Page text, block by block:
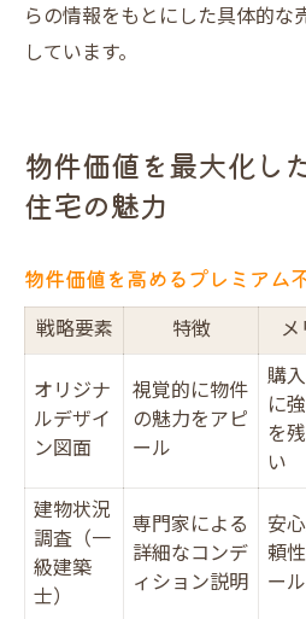
らの情報をもとにした具体的な
しています。
物件価値を最大化し
住宅の魅力
物件価値を高めるプレミアム
戦略要素 特徴
オリジナ
ルデザイ
ン図面
視覚的に物件
の魅力をアピ
ール
購
に
を
い
建物状況
調査（一
級建築
士）
専門家による
詳細なコンデ
ィション説明
安
頼
ール